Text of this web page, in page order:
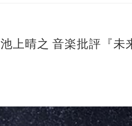
池上晴之 音楽批評『